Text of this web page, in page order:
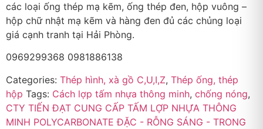
các loại ống thép mạ kẽm, ống thép đen, hộp vuông –
hộp chữ nhật mạ kẽm và hàng đen đủ các chủng loại
giá cạnh tranh tại Hải Phòng.
0969299368 0981886138
Categories: Thép hình, xà gồ C,U,I,Z, Thép ống, thép
hộp Tags: Cách lợp tấm nhựa thông minh, chống nóng,
CTY TIẾN ĐẠT CUNG CẤP TẤM LỢP NHỰA THÔNG
MINH POLYCARBONATE ĐẶC - RỖNG SÁNG - TRONG